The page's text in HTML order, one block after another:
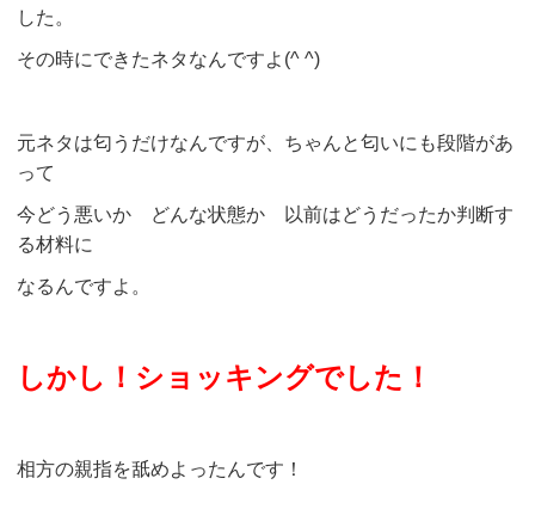
した。
その時にできたネタなんですよ(^ ^)
元ネタは匂うだけなんですが、ちゃんと匂いにも段階があ
って
今どう悪いか どんな状態か 以前はどうだったか判断す
る材料に
なるんですよ。
しかし！ショッキングでした！
相方の親指を舐めよったんです！